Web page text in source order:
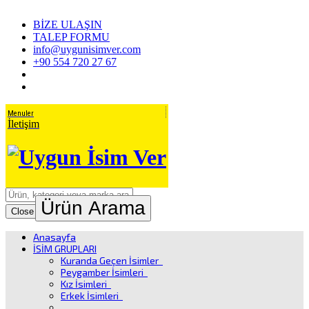
BİZE ULAŞIN
TALEP FORMU
info@uygunisimver.com
+90 554 720 27 67
Menuler
İletişim
Close Ürün Arama
Anasayfa
İSİM GRUPLARI
Kuranda Geçen İsimler
Peygamber İsimleri
Kız İsimleri
Erkek İsimleri